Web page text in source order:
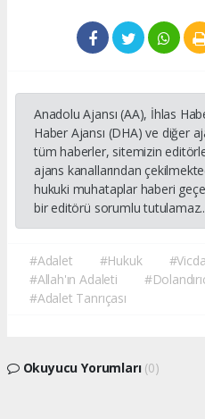
Anadolu Ajansı (AA), İhlas
Haber Ajansı (DHA) ve diğer
tüm haberler, sitemizin
ajans kanallarından
hukuki muhataplar haberi
bir editörü sorumlu
#Adalet #Hukuk
#Allah'ın Adaleti
#Adalet Tanrıçası
Okuyucu Yorumları (0)